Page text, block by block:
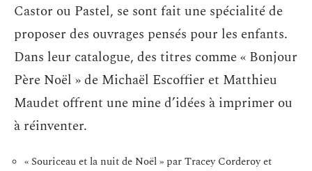
Castor ou Pastel, se sont fait une spécialité de
proposer des ouvrages pensés pour les enfants.
Dans leur catalogue, des titres comme « Bonjour
Père Noël » de Michaël Escoffier et Matthieu
Maudet offrent une mine d’idées à imprimer ou
à réinventer.
« Souriceau et la nuit de Noël » par Tracey Corderoy et